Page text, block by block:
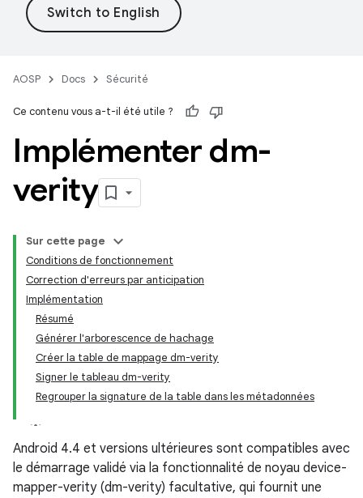
AOSP Docs Sécurité
Ce contenu vous a-t-il été utile ?
Implémenter dm-
verity
Sur cette page
Conditions de fonctionnement
Correction d'erreurs par anticipation
Implémentation
Résumé
Générer l'arborescence de hachage
Créer la table de mappage dm-verity
Signer le tableau dm-verity
Regrouper la signature de la table dans les métadonnées
Android 4.4 et versions ultérieures sont compatibles avec
le démarrage validé via la fonctionnalité de noyau device-
mapper-verity (dm-verity) facultative, qui fournit une